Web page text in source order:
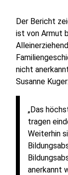
Der Bericht
ist von Armut
nicht
Susanne Kuger:
„Das
tragen
Weiterhin
anerkannt